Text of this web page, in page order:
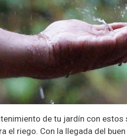
de tu jardín con
el riego. Con la llegada del